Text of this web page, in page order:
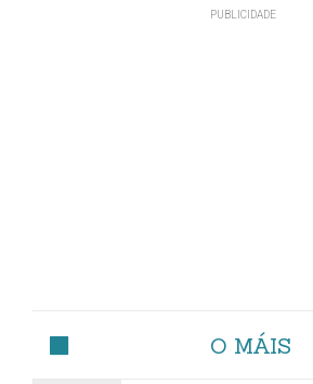
O MÁIS